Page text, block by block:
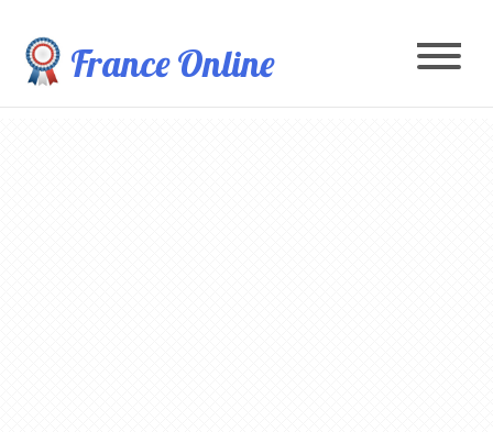
France Online